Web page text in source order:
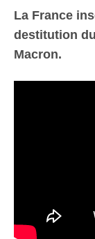
La France
destitution
Macron.